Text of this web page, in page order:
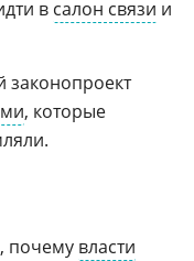
в салон связи и
законопроект
, которые
почему власти